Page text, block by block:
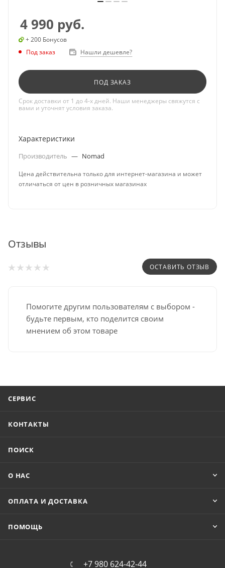
4 990 руб.
+ 200 Бонусов
Под заказ
Нашли дешевле?
ПОД ЗАКАЗ
Срок доставки от 1 до 4-х дней. Наши менеджеры свяжутся с
вами и уточнят условия заказа.
Характеристики
Производитель — Nomad
Цена действительна только для интернет-магазина и может
отличаться от цен в розничных магазинах
Отзывы
ОСТАВИТЬ ОТЗЫВ
Помогите другим пользователям с выбором -
будьте первым, кто поделится своим
мнением об этом товаре
СЕРВИС
КОНТАКТЫ
ПОИСК
О НАС
ОПЛАТА И ДОСТАВКА
ПОМОЩЬ
+7 980 624-42-44